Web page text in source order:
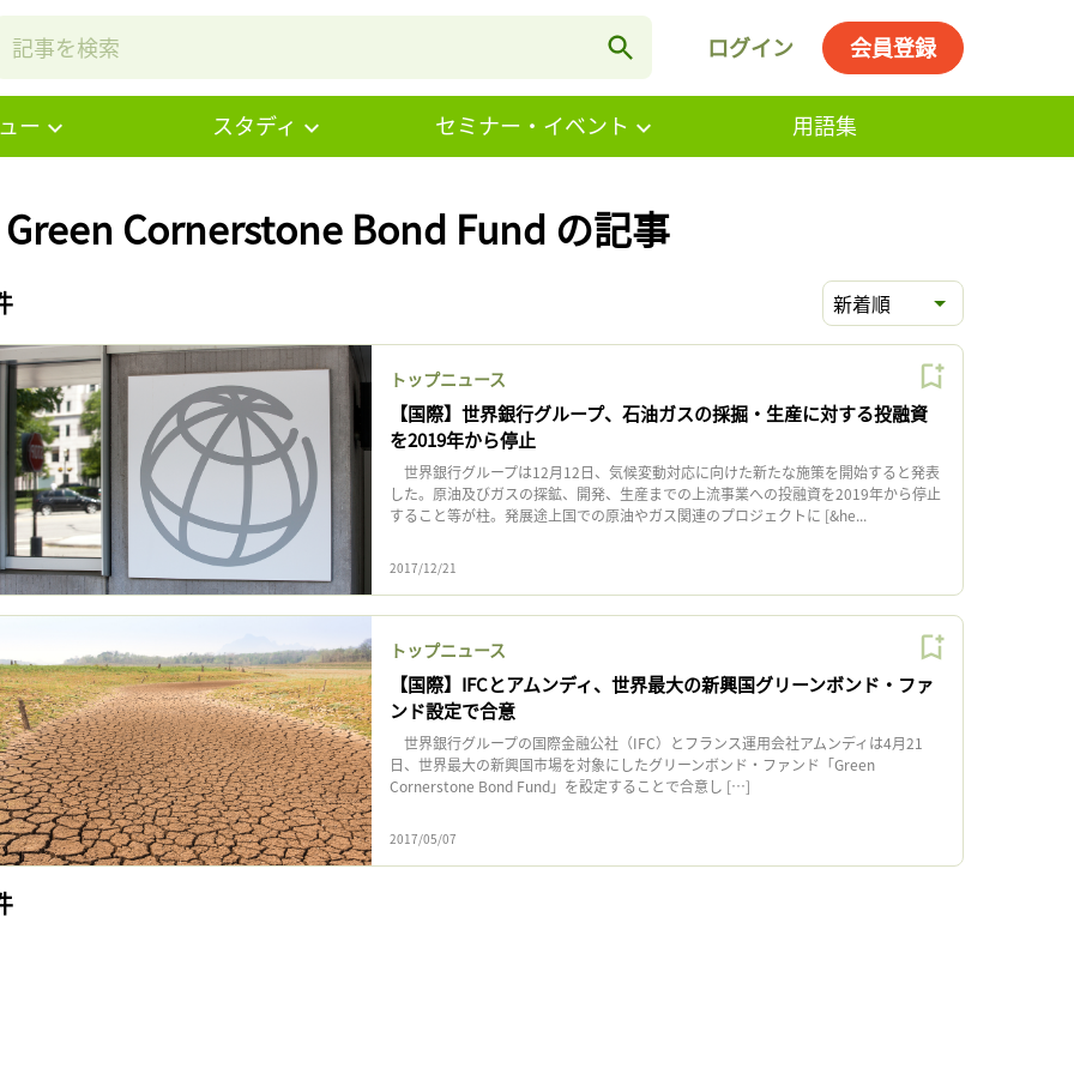
ログイン 会員登録
ー スタディ セミナー・イベント 用語集
Cornerstone Bond Fund の記事
新着順
トップニュース
【国際】世界銀行グループ、石油ガスの採掘・生産に対する投融資
を2019年から停止
世界銀行グループは12月12日、気候変動対応に向けた新たな施策を開始すると発表
した。原油及びガスの探鉱、開発、生産までの上流事業への投融資を2019年から停止
すること等が柱。発展途上国での原油やガス関連のプロジェクトに [&he...
2017/12/21
トップニュース
【国際】IFCとアムンディ、世界最大の新興国グリーンボンド・ファ
ンド設定で合意
世界銀行グループの国際金融公社（IFC）とフランス運用会社アムンディは4月21
日、世界最大の新興国市場を対象にしたグリーンボンド・ファンド「Green
Cornerstone Bond Fund」を設定することで合意し […]
2017/05/07